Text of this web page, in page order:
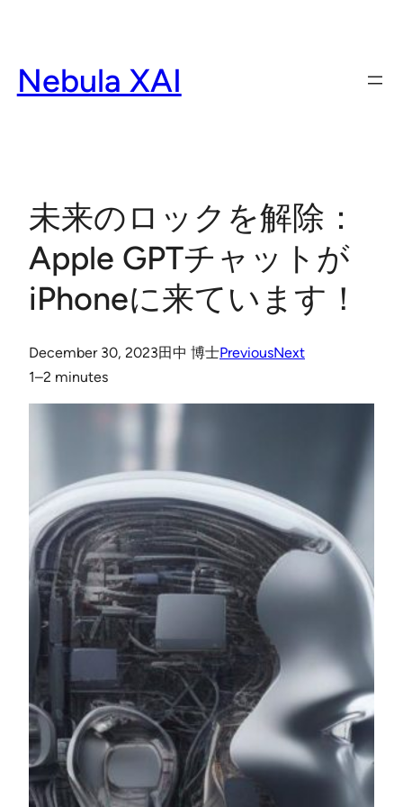
content
Nebula XAI
未来のロックを解除：
Apple GPTチャットが
iPhoneに来ています！
December 30, 2023田中 博士PreviousNext
1–2 minutes